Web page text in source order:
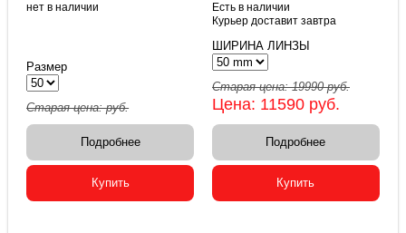
нет в наличии
Размер
Старая цена:руб.
Подробнее
Купить
Есть в наличии
Курьер доставит завтра
ШИРИНА ЛИНЗЫ
Старая цена:19990руб.
Цена: 11590 руб.
Подробнее
Купить